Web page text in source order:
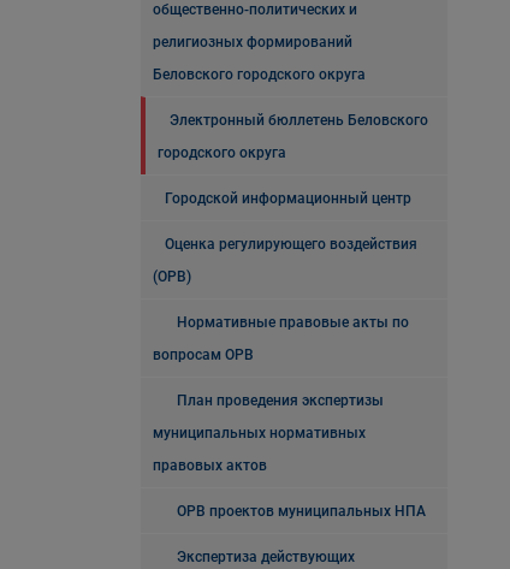
общественно-политических и
религиозных формирований
Беловского городского округа
Электронный бюллетень Беловского
городского округа
Городской информационный центр
Оценка регулирующего воздействия
(ОРВ)
Нормативные правовые акты по
вопросам ОРВ
План проведения экспертизы
муниципальных нормативных
правовых актов
ОРВ проектов муниципальных НПА
Экспертиза действующих